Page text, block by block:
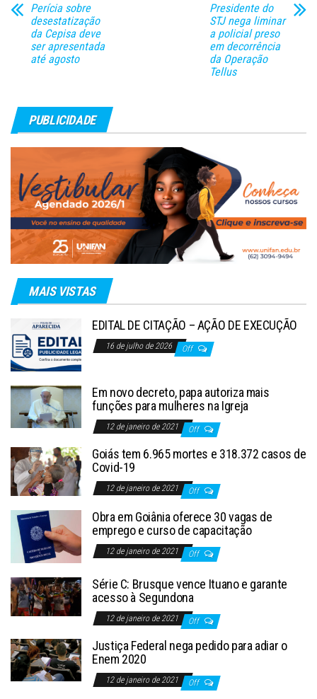
Perícia sobre
desestatização
da Cepisa deve
ser apresentada
até agosto
Presidente do
STJ nega liminar
a policial preso
em decorrência
da Operação
Tellus
PUBLICIDADE
MAIS VISTAS
EDITAL DE CITAÇÃO – AÇÃO DE EXECUÇÃO
16 de julho de 2026 Off
Em novo decreto, papa autoriza mais
funções para mulheres na Igreja
12 de janeiro de 2021 Off
Goiás tem 6.965 mortes e 318.372 casos de
Covid-19
12 de janeiro de 2021 Off
Obra em Goiânia oferece 30 vagas de
emprego e curso de capacitação
12 de janeiro de 2021 Off
Série C: Brusque vence Ituano e garante
acesso à Segundona
12 de janeiro de 2021 Off
Justiça Federal nega pedido para adiar o
Enem 2020
12 de janeiro de 2021 Off